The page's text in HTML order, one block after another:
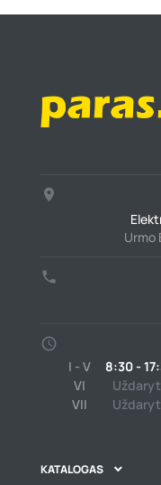
place
Urmo
call
schedule
I - V
8:30 -
VI
VII
KATALOGAS 